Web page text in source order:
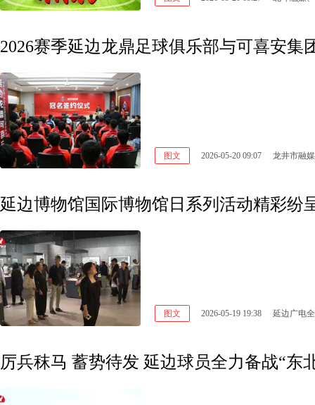
2026赛季延边龙鼎足球俱乐部与可喜安集
图文 2026-05-20 09:07 龙井市融
延边博物馆国际博物馆日系列活动精彩纷
图文 2026-05-19 19:38 延边广电
厉兵秣马 蓄势待发 延边球员全力备战“东